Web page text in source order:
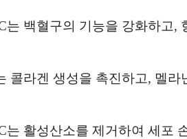
는 백혈구의 기능을 강화하고,
콜라겐 생성을 촉진하고, 멜
는 활성산소를 제거하여 세포